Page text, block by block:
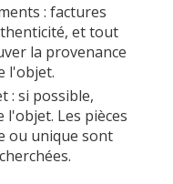
: factures
et tout
la provenance
l'objet.
: si possible,
Les pièces
ou unique sont